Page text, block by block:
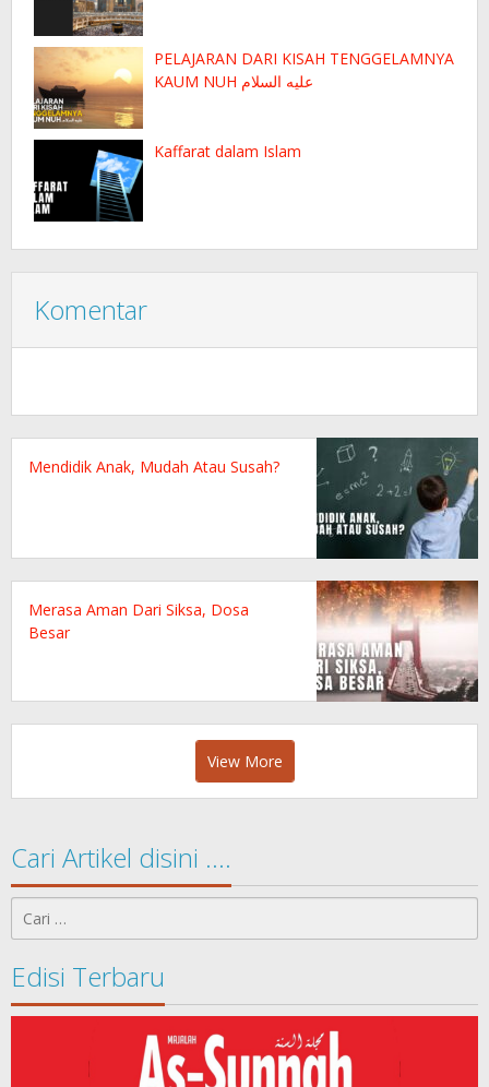
PELAJARAN DARI KISAH TENGGELAMNYA
KAUM NUH عليه السلام
Kaffarat dalam Islam
Komentar
Mendidik Anak, Mudah Atau Susah?
Merasa Aman Dari Siksa, Dosa
Besar
View More
Cari Artikel disini ….
untuk:
Edisi Terbaru